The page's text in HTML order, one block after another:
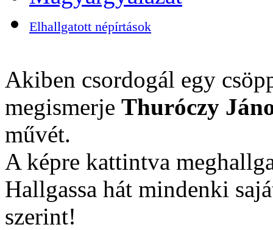
Elhallgatott népírtások
Akiben csordogál egy
megismerje Thuróczy
művét.
A képre kattintva
Hallgassa hát mindenki
szerint!